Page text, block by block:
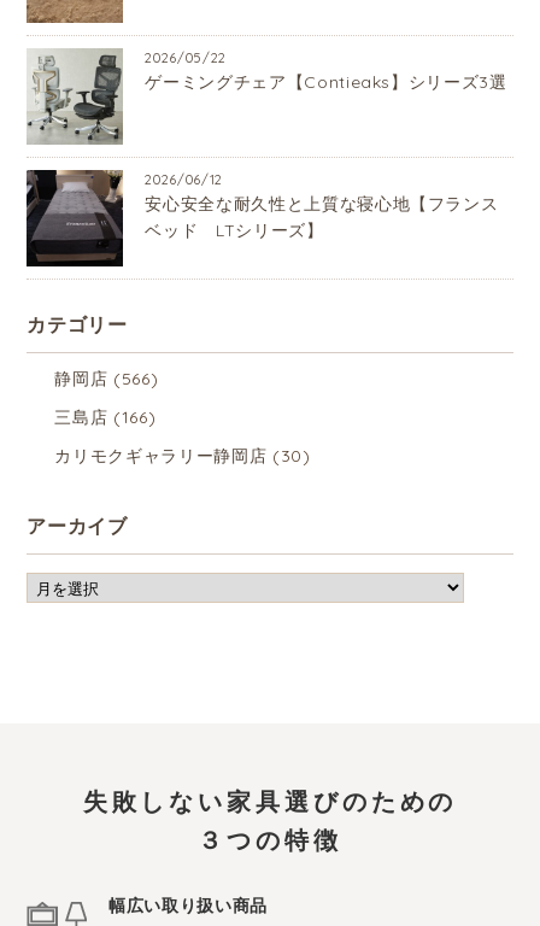
2026/05/22
ゲーミングチェア【Contieaks】シリーズ3選
2026/06/12
安心安全な耐久性と上質な寝心地【フランス
ベッド LTシリーズ】
カテゴリー
静岡店 (566)
三島店 (166)
カリモクギャラリー静岡店 (30)
アーカイブ
失敗しない家具選びのための
３つの特徴
幅広い取り扱い商品